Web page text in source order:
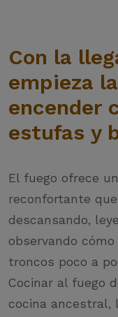
Con la
empieza
encender
estufas y
El fuego ofrece
reconfortante
descansando,
observando
troncos poco a
Cocinar al fuego
cocina ancestral,